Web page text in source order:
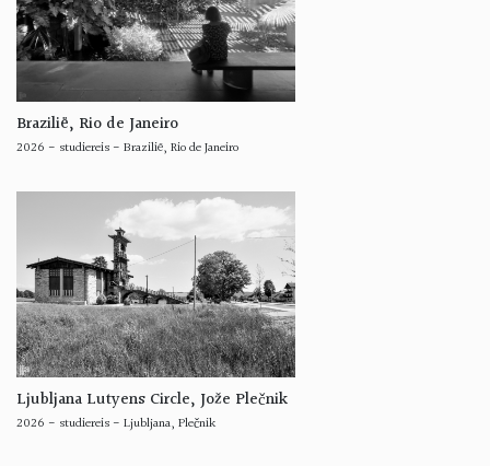
Brazilië, Rio de Janeiro
2026 - studiereis - Brazilië, Rio de Janeiro
Ljubljana Lutyens Circle, Jože Plečnik
2026 - studiereis - Ljubljana, Plečnik